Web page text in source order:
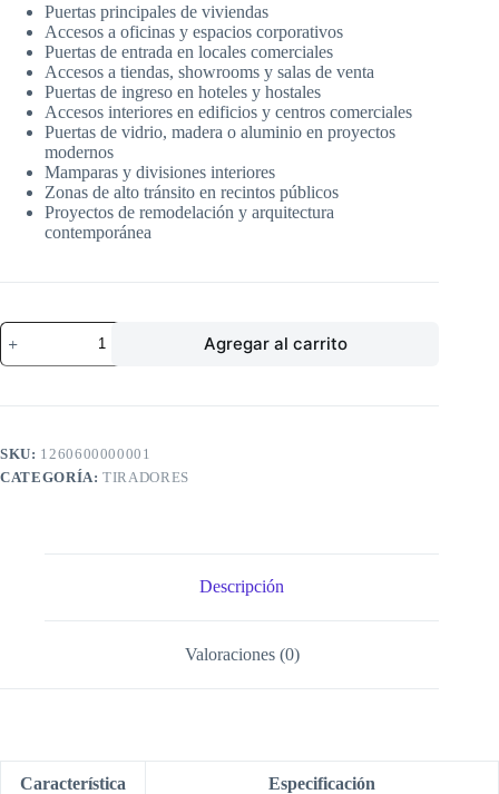
Puertas principales de viviendas
Accesos a oficinas y espacios corporativos
Puertas de entrada en locales comerciales
Accesos a tiendas, showrooms y salas de venta
Puertas de ingreso en hoteles y hostales
Accesos interiores en edificios y centros comerciales
Puertas de vidrio, madera o aluminio en proyectos
modernos
Mamparas y divisiones interiores
Zonas de alto tránsito en recintos públicos
Proyectos de remodelación y arquitectura
contemporánea
MANILLON
TOSCANA
RECTO
400
MM.
INOX.
Agregar al carrito
SKU: 1260600000001
CATEGORÍA:TIRADORES
Descripción
Valoraciones (0)
Característica Especificación